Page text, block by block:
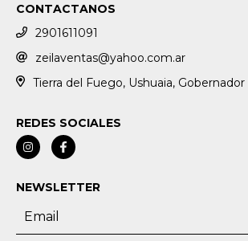
CONTACTANOS
2901611091
zeilaventas@yahoo.com.ar
Tierra del Fuego, Ushuaia,
REDES SOCIALES
NEWSLETTER